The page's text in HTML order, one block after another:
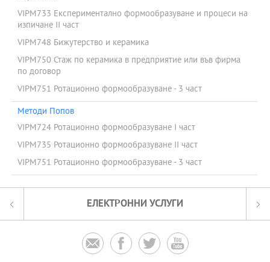
VIPM733 Експериментално формообразуване и процеси на
изпичане ІІ част
VIPM748 Бижутерство и керамика
VIPM750 Стаж по керамика в предприятие или във фирма
по договор
VIPM751 Ротационно формообразуване - 3 част
Методи Попов
VIPM724 Ротационно формообразуване І част
VIPM735 Ротационно формообразуване ІІ част
VIPM751 Ротационно формообразуване - 3 част
ЕЛЕКТРОННИ УСЛУГИ
   